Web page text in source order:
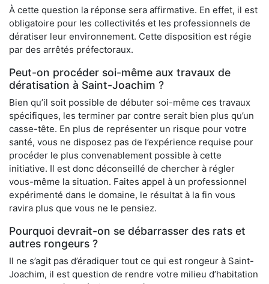
À cette question la réponse sera affirmative. En effet, il est
obligatoire pour les collectivités et les professionnels de
dératiser leur environnement. Cette disposition est régie
par des arrêtés préfectoraux.
Peut-on procéder soi-même aux travaux de
dératisation à Saint-Joachim ?
Bien qu’il soit possible de débuter soi-même ces travaux
spécifiques, les terminer par contre serait bien plus qu’un
casse-tête. En plus de représenter un risque pour votre
santé, vous ne disposez pas de l’expérience requise pour
procéder le plus convenablement possible à cette
initiative. Il est donc déconseillé de chercher à régler
vous-même la situation. Faites appel à un professionnel
expérimenté dans le domaine, le résultat à la fin vous
ravira plus que vous ne le pensiez.
Pourquoi devrait-on se débarrasser des rats et
autres rongeurs ?
Il ne s’agit pas d’éradiquer tout ce qui est rongeur à Saint-
Joachim, il est question de rendre votre milieu d’habitation